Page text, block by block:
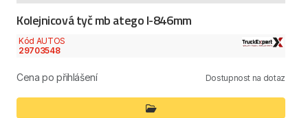
Kolejnicová tyč mb atego l-846mm
Kód AUTOS
29703548
Cena po přihlášení Dostupnost na dotaz